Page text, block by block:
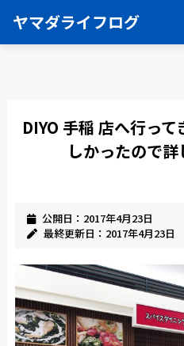
ヤマダライフログ
DIYO 手稲 店へ行っ
しかったので詳
公開日：2017年4月23日
最終更新日：2017年4月23日